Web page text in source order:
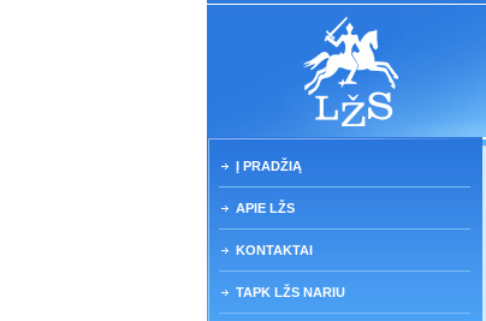
Į PRADŽIĄ
APIE LŽS
KONTAKTAI
TAPK LŽS NARIU